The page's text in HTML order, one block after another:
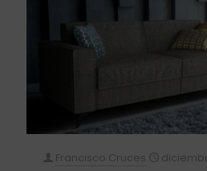
Francisco Cruces